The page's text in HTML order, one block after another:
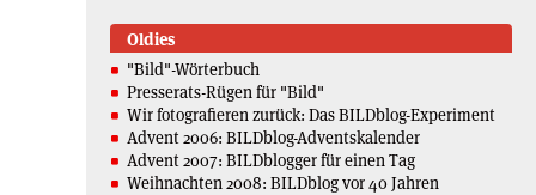
Oldies
"Bild"-Wörterbuch
Presserats-Rügen für "Bild"
Wir fotografieren zurück: Das BILDblog-Experiment
Advent 2006: BILDblog-Adventskalender
Advent 2007: BILDblogger für einen Tag
Weihnachten 2008: BILDblog vor 40 Jahren